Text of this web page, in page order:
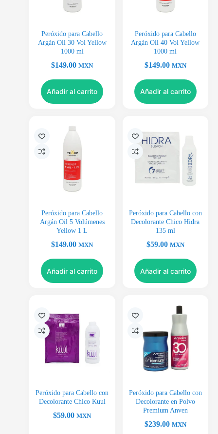
Peróxido para Cabello
Argán Oil 30 Vol Yellow
1000 ml
$149.00 MXN
Añadir al carrito
Peróxido para Cabello
Argán Oil 40 Vol Yellow
1000 ml
$149.00 MXN
Añadir al carrito
Peróxido para Cabello
Argán Oil 5 Volúmenes
Yellow 1 L
$149.00 MXN
Añadir al carrito
Peróxido para Cabello con
Decolorante Chico Hidra
135 ml
$59.00 MXN
Añadir al carrito
Peróxido para Cabello con
Decolorante Chico Kuul
$59.00 MXN
Peróxido para Cabello con
Decolorante en Polvo
Premium Anven
$239.00 MXN